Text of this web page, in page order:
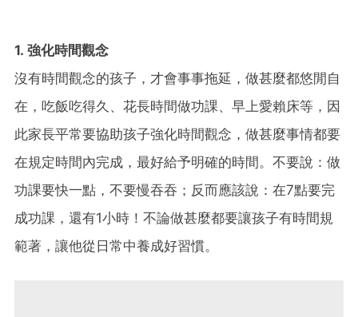
1. 強化時間觀念
沒有時間觀念的孩子，才會事事拖延，做甚麼都悠閒自
在，吃飯吃得久、花長時間做功課、早上愛賴床等，因
此家長平常要協助孩子強化時間觀念，做甚麼事情都要
在規定時間內完成，最好給予明確的時間。不要說：做
功課要快一點，不要慢吞吞；反而應該說：在7點要完
成功課，還有1小時！不論做甚麼都要讓孩子有時間規
範著，讓他從日常中養成好習慣。